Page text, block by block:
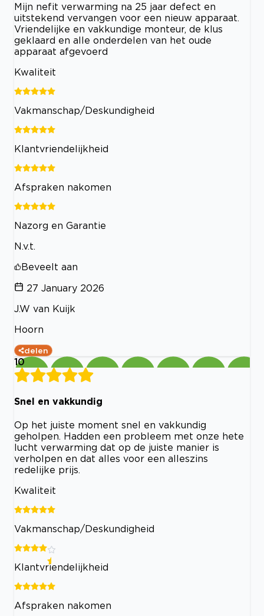
Mijn nefit verwarming na 25 jaar defect en
uitstekend vervangen voor een nieuw apparaat.
Vriendelijke en vakkundige monteur, de klus
geklaard en alle onderdelen van het oude
apparaat afgevoerd
Kwaliteit
Vakmanschap/Deskundigheid
Klantvriendelijkheid
Afspraken nakomen
Nazorg en Garantie
N.v.t.
Beveelt aan
27 January 2026
J.W van Kuijk
Hoorn
delen
10
Snel en vakkundig
Op het juiste moment snel en vakkundig
geholpen. Hadden een probleem met onze hete
lucht verwarming dat op de juiste manier is
verholpen en dat alles voor een alleszins
redelijke prijs.
Kwaliteit
Vakmanschap/Deskundigheid
Klantvriendelijkheid
Afspraken nakomen